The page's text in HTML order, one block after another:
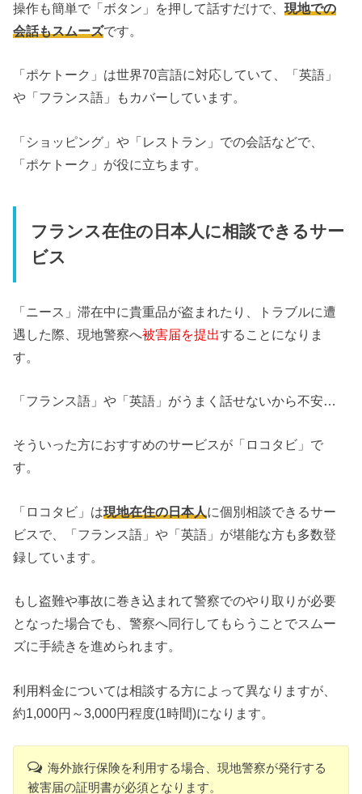
操作も簡単で「ボタン」を押して話すだけで、現地での
会話もスムーズです。
「ポケトーク」は世界70言語に対応していて、「英語」
や「フランス語」もカバーしています。
「ショッピング」や「レストラン」での会話などで、
「ポケトーク」が役に立ちます。
フランス在住の日本人に相談できるサー
ビス
「ニース」滞在中に貴重品が盗まれたり、トラブルに遭
遇した際、現地警察へ被害届を提出することになりま
す。
「フランス語」や「英語」がうまく話せないから不安…
そういった方におすすめのサービスが「ロコタビ」で
す。
「ロコタビ」は現地在住の日本人に個別相談できるサー
ビスで、「フランス語」や「英語」が堪能な方も多数登
録しています。
もし盗難や事故に巻き込まれて警察でのやり取りが必要
となった場合でも、警察へ同行してもらうことでスムー
ズに手続きを進められます。
利用料金については相談する方によって異なりますが、
約1,000円～3,000円程度(1時間)になります。
海外旅行保険を利用する場合、現地警察が発行する
被害届の証明書が必須となります。